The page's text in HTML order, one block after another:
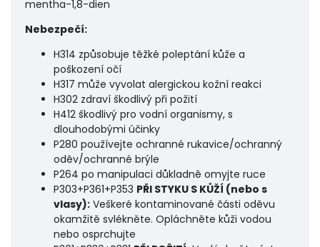
mentha-1,8-dien
Nebezpečí:
H314 způsobuje těžké poleptání kůže a
poškození očí
H317 může vyvolat alergickou kožní reakci
H302 zdraví škodlivý při požití
H412 škodlivý pro vodní organismy, s
dlouhodobými účinky
P280 používejte ochranné rukavice/ochranný
oděv/ochranné brýle
P264 po manipulaci důkladně omyjte ruce
P303+P361+P353 PŘI STYKU S KŮŽÍ (nebo s
vlasy): Veškeré kontaminované části oděvu
okamžitě svlékněte. Opláchněte kůži vodou
nebo osprchujte